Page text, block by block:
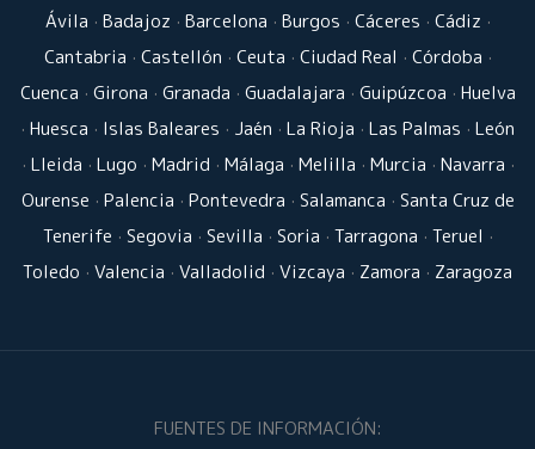
Ávila · Badajoz · Barcelona · Burgos · Cáceres · Cádiz ·
Cantabria · Castellón · Ceuta · Ciudad Real · Córdoba ·
Cuenca · Girona · Granada · Guadalajara · Guipúzcoa · Huelva
· Huesca · Islas Baleares · Jaén · La Rioja · Las Palmas · León
· Lleida · Lugo · Madrid · Málaga · Melilla · Murcia · Navarra ·
Ourense · Palencia · Pontevedra · Salamanca · Santa Cruz de
Tenerife · Segovia · Sevilla · Soria · Tarragona · Teruel ·
Toledo · Valencia · Valladolid · Vizcaya · Zamora · Zaragoza
FUENTES DE INFORMACIÓN: